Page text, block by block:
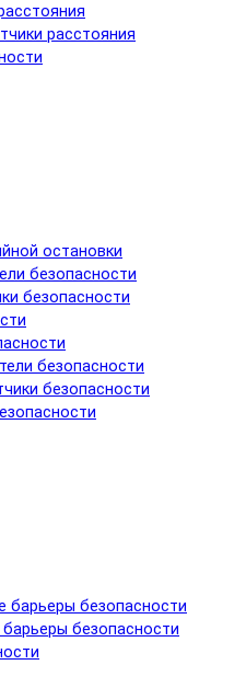
расстояния
остановки
безопасности
безопасности
безопасности
безопасности
барьеры безопасности
безопасности